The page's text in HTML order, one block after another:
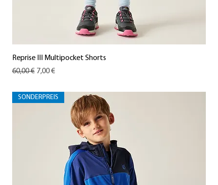
Reprise III Multipocket Shorts
Standardpreis
60,00 € Sale-Preis
7,00 €
SONDERPREIS